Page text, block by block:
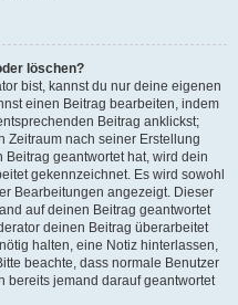
löschen?
bist, kannst du nur deine eigenen
einen Beitrag bearbeiten, indem
Beitrag anklickst;
Zeitraum nach seiner Erstellung
geantwortet hat, wird dein
gekennzeichnet. Es wird sowohl
Bearbeitungen angezeigt. Dieser
auf deinen Beitrag geantwortet
deinen Beitrag überarbeitet
halten, eine Notiz hinterlassen,
beachte, dass normale Benutzer
bereits jemand darauf geantwortet